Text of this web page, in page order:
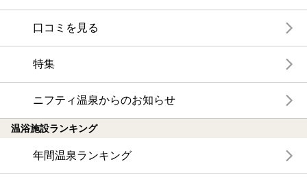
口コミを見る
特集
ニフティ温泉からのお知らせ
温浴施設ランキング
年間温泉ランキング